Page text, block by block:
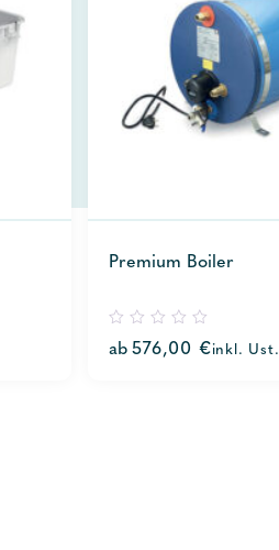
Premium Boiler
out
ab 576,00 €inkl. Ust.